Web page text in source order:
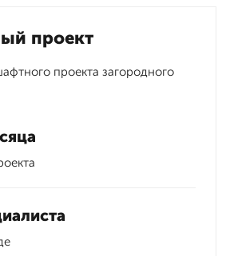
проект
проекта загородного